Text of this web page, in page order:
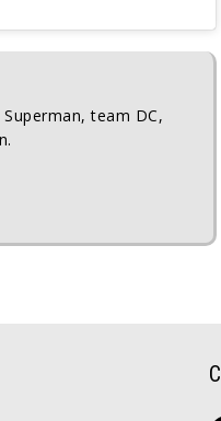
team DC,